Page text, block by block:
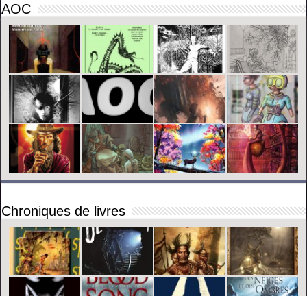
AOC
Chroniques de livres